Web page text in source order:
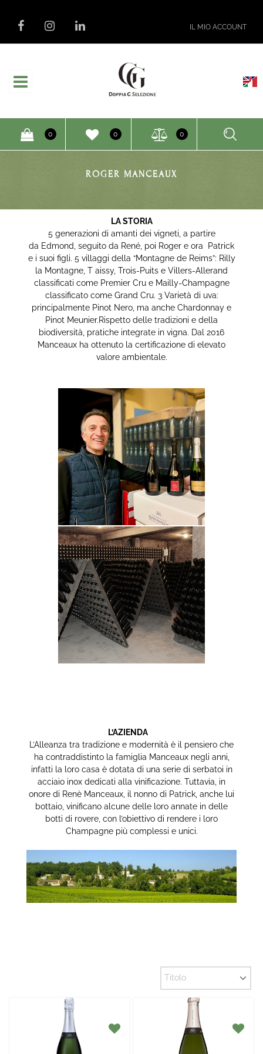
IL MIO ACCOUNT
0 0 0
ROGER MANCEAUX
LA STORIA
5 generazioni di amanti dei vigneti, a partire
da Edmond, seguito da René, poi Roger e ora Patrick
e i suoi figli. 5 villaggi della “Montagne de Reims”: Rilly
la Montagne, T aissy, Trois-Puits e Villers-Allerand
classificati come Premier Cru e Mailly-Champagne
classificato come Grand Cru. 3 Varietà di uva:
principalmente Pinot Nero, ma anche Chardonnay e
Pinot Meunier.Rispetto delle tradizioni e della
biodiversità, pratiche integrate in vigna. Dal 2016
Manceaux ha ottenuto la certificazione di elevato
valore ambientale.
L’AZIENDA
L’Alleanza tra tradizione e modernità è il pensiero che
ha contraddistinto la famiglia Manceaux negli anni,
infatti la loro casa è dotata di una serie di serbatoi in
acciaio inox dedicati alla vinificazione. Tuttavia, in
onore di Renè Manceaux, il nonno di Patrick, anche lui
bottaio, vinificano alcune delle loro annate in delle
botti di rovere, con l’obiettivo di rendere i loro
Champagne più complessi e unici.